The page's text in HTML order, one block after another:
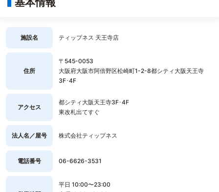
施設名 ティップネス 天王寺店
住所
〒545-0053
大阪府大阪市阿倍野区松崎町1-2-8都シティ大阪天王寺
3F･4F
アクセス
都シティ大阪天王寺3F･4F
東改札出てすぐ
法人名／屋号 株式会社ティップネス
電話番号 06-6626-3531
平日 10:00〜23:00